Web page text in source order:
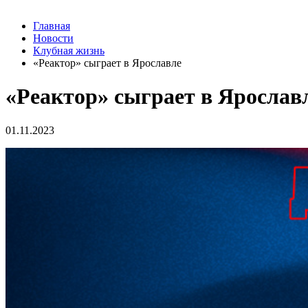
Главная
Новости
Клубная жизнь
«Реактор» сыграет в Ярославле
«Реактор» сыграет в
01.11.2023